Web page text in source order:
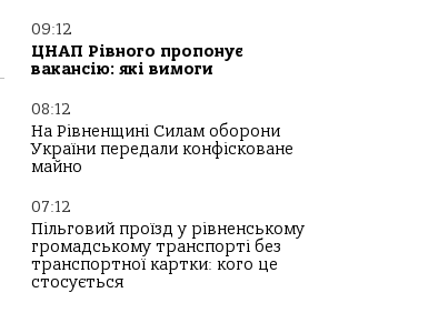
09:12
ЦНАП Рівного пропонує
вакансію: які вимоги
08:12
На Рівненщині Силам оборони
України передали конфісковане
майно
07:12
Пільговий проїзд у рівненському
громадському транспорті без
транспортної картки: кого це
стосується